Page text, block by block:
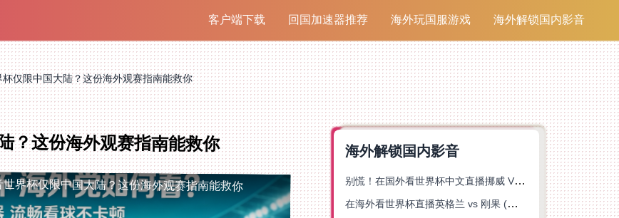
客户端下载 回国加速器推荐 海外玩国服游戏 海外解锁国内影音
仅限中国大陆？这份海外观赛指南能救你
？这份海外观赛指南能救你
界杯仅限中国大陆？这份海外观赛指南能救你
海外解锁国内影音
别慌！在国外看世界杯中文直播挪威 VS 英格兰仅限中国大陆？这篇指南帮你搞定
在海外看世界杯直播英格兰 vs 刚果 (金)当前地区不可播放？这篇指南帮你突破所有限制